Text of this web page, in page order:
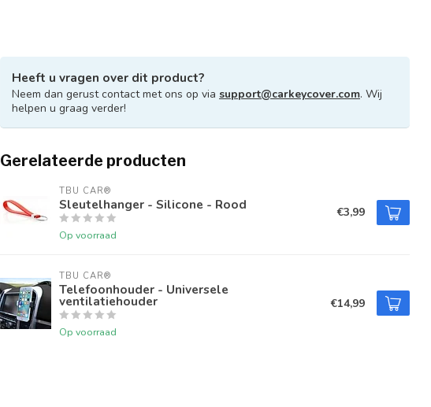
Heeft u vragen over dit product?
Neem dan gerust contact met ons op via support@carkeycover.com. Wij
helpen u graag verder!
Gerelateerde producten
TBU CAR®
Sleutelhanger - Silicone - Rood
Op voorraad
€3,99
TBU CAR®
Telefoonhouder - Universele
ventilatiehouder
Op voorraad
€14,99